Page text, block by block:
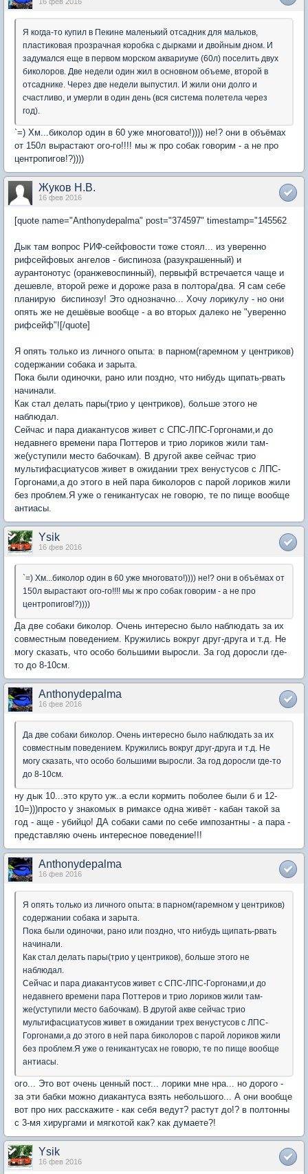
Я когда-то купил в Пекине маленький отсадник для мальков,
пластиковая прозрачная коробка с дырками и двойным дном. И
задумался еще в первом морском аквариуме (60л) поселить двух
биколоров. Две недели один жил в основном объеме, второй в
отсаднике. Через две недели выпустил. И жили они долго и
счастливо, и умерли в один день (вся система полетела через
год).
`=) Хм...биколор один в 60 уже многовато!)))) не!? они в объёмах
от 150л вырастают ого-го!!!! мы ж про собак говорим - а не про
центропигов!?))))
Жуков Н.В.
16 фев 2016
[quote name="Anthonydepalma" post="374597" timestamp="145562
Дык там вопрос РИФ-сейфовости тоже стоял... из уверенно
рифсейфовых ангелов - биспиноза (разукрашенный) и
аурантонотус (оранжевоспинный), первыфй встречается чаще и
дешевле, второй реже и дороже раза в полтора/два. Я сам себе
планирую биспинозу! Это однозначно... Хочу лорикулу - но они
опять же не дешёвые вообще - а во вторых далеко не "уверенно
рифсейф"![/quote]
Я опять только из личного опыта: в парном(гаремном у центриков)
содержании собака и зарыта.
Пока были одиночки, рано или поздно, что нибудь щипать-рвать
начинали.
Как стал делать пары(трио у центриков), больше этого не
наблюдал.
Сейчас и пара диакантусов живет с СПС-ЛПС-Горгонами,и до
недавнего времени пара Поттеров и трио лориков жили там-
же(уступили место бабочкам). В другой акве сейчас трио
мультифасциатусов живет в ожидании трех венустусов с ЛПС-
Горгонами,а до этого в ней пара биколоров с парой лориков жили
без проблем.Я уже о геникантусах не говорю, те по пище вообще
антиасы.
Ysik
16 фев 2016
`=) Хм...биколор один в 60 уже многовато!)))) не!? они в объёмах от
150л вырастают ого-го!!!! мы ж про собак говорим - а не про
центропигов!?))))
Да две собаки биколор. Очень интересно было наблюдать за их
совместным поведением. Кружились вокруг друг-друга и т.д. Не
могу сказать, что особо большими выросли. За год доросли где-
то до 8-10см.
Anthonydepalma
16 фев 2016
Да две собаки биколор. Очень интересно было наблюдать за их
совместным поведением. Кружились вокруг друг-друга и т.д. Не
могу сказать, что особо большими выросли. За год доросли где-то
до 8-10см.
ну дык 10...это круто уж..а если кормить поболее были б и 12-
10=)))просто у знакомых в римаксе одна живёт - кабан такой за
год - аще - убийцо! ДА собаки сами по себе импозантны - а пара -
представляю очень интересное поведение!!!
Anthonydepalma
16 фев 2016
Я опять только из личного опыта: в парном(гаремном у центриков)
содержании собака и зарыта.
Пока были одиночки, рано или поздно, что нибудь щипать-рвать
начинали.
Как стал делать пары(трио у центриков), больше этого не
наблюдал.
Сейчас и пара диакантусов живет с СПС-ЛПС-Горгонами,и до
недавнего времени пара Поттеров и трио лориков жили там-
же(уступили место бабочкам). В другой акве сейчас трио
мультифасциатусов живет в ожидании трех венустусов с ЛПС-
Горгонами,а до этого в ней пара биколоров с парой лориков жили
без проблем.Я уже о геникантусах не говорю, те по пище вообще
антиасы.
ого... Это вот очень ценный пост... лорики мне нра... но дорого -
за эти бабки можно диакантуса взять небольшого... А они вообще
вот про них расскажите - как себя ведут? растут до!? в полтонны
с 3-мя хирургами и мягкотой как? как думаете?!
Ysik
16 фев 2016